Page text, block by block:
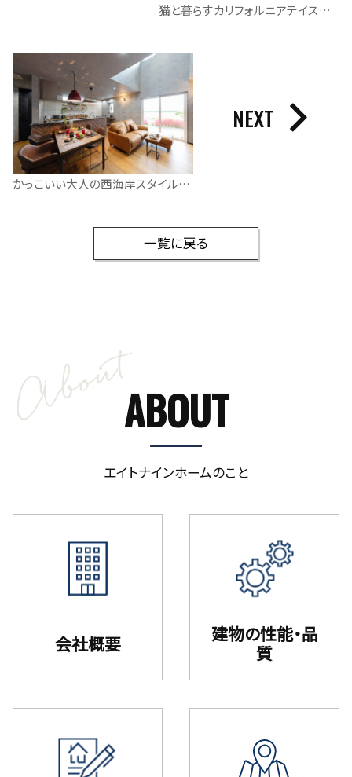
猫と暮らすカリフォルニアテイストのお住まい
かっこいい大人の西海岸スタイルハウス
NEXT
一覧に戻る
ABOUT
エイトナインホームのこと
会社概要
建物の性能・品
質